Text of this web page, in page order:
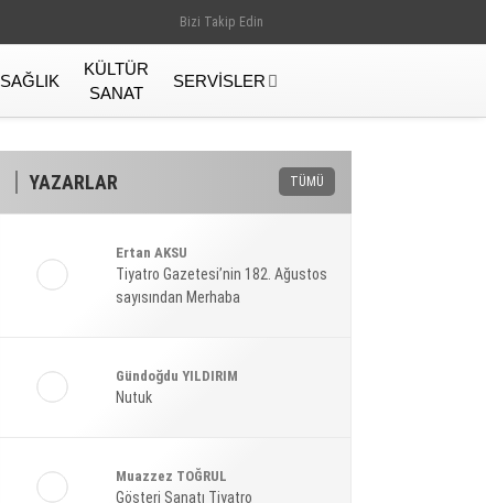
Bizi Takip Edin
SAĞLIK
KÜLTÜR
SANAT
SERVISLER
YAZARLAR TÜMÜ
Ertan AKSU
Tiyatro Gazetesi’nin 182. Ağustos
sayısından Merhaba
Gündoğdu YILDIRIM
Nutuk
Muazzez TOĞRUL
Gösteri Sanatı Tiyatro